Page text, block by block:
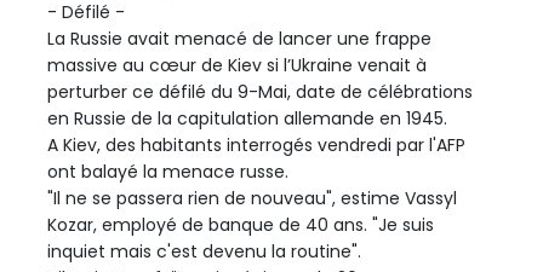
- Défilé -
La Russie avait menacé de lancer une frappe
massive au cœur de Kiev si l’Ukraine venait à
perturber ce défilé du 9-Mai, date de célébrations
en Russie de la capitulation allemande en 1945.
A Kiev, des habitants interrogés vendredi par l'AFP
ont balayé la menace russe.
"Il ne se passera rien de nouveau", estime Vassyl
Kozar, employé de banque de 40 ans. "Je suis
inquiet mais c'est devenu la routine".